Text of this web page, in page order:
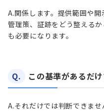
A.関係します。提供範囲や開
管理策、証跡をどう整える
も必要になります。
Q. この基準があるだ
A.それだけでは判断できま